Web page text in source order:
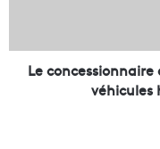
e
s
Le
véhicules